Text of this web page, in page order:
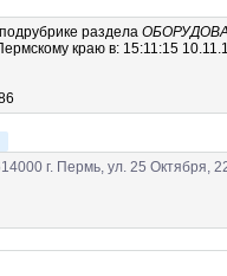
раздела
краю в: 15:11:15
г. Пермь, ул. 25 Октября,